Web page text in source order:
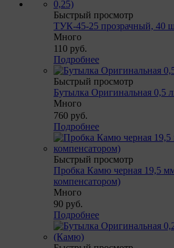
Быстрый просмотр
ТУК-45-25 прозрачный, 40
Много
110 руб.
Подробнее
Быстрый просмотр
Бутылка Оригинальная 0,5
Много
760 руб.
Подробнее
Быстрый просмотр
Пробка Камю черная 19,5
компенсатором)
Много
90 руб.
Подробнее